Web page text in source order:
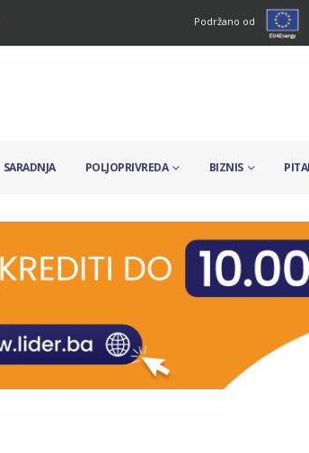
Podržano od
SARADNJA POLJOPRIVREDA BIZNIS